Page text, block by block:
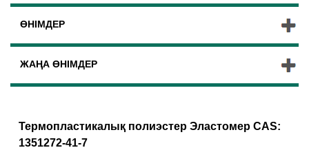
ӨНІМДЕР
ЖАҢА ӨНІМДЕР
Термопластикалық полиэстер Эластомер CAS:
1351272-41-7